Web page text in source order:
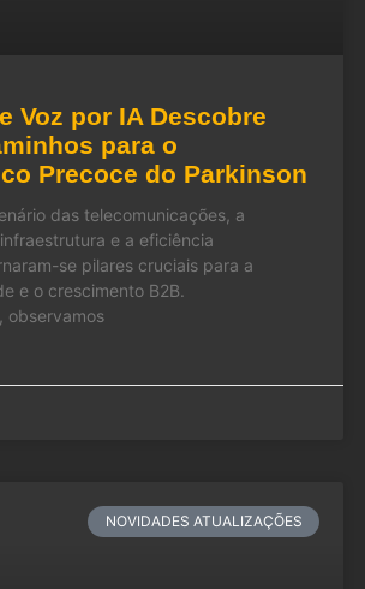
Voz por IA Descobre
para o
Precoce do Parkinson
das telecomunicações, a
e a eficiência
se pilares cruciais para a
e o crescimento B2B.
observamos
NOVIDADES ATUALIZAÇÕES